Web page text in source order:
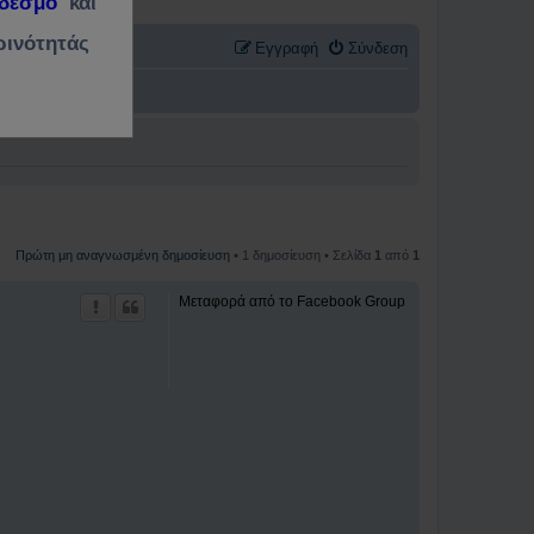
Σύνδεση
Εγγραφή
Πρώτη μη αναγνωσμένη δημοσίευση • 1 δημοσίευση • Σελίδα 1 από 1
Μεταφορά από το Facebook Group